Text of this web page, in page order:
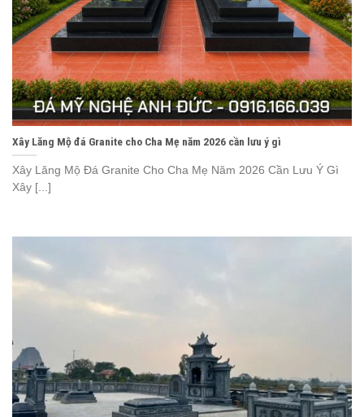
Xây Lăng Mộ đá Granite cho Cha Mẹ năm 2026 cần lưu ý gì
Xây Lăng Mộ Đá Granite Cho Cha Mẹ Năm 2026 Cần Lưu Ý Gì
Xây [...]